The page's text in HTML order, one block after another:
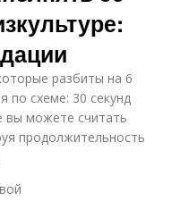
разбиты на 6
по схеме: 30 секунд
вы можете считать
продолжительность